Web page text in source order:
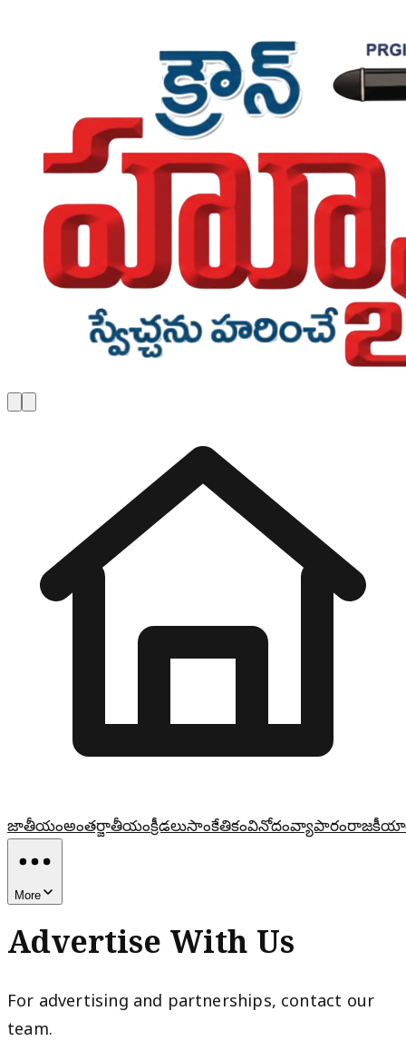
జాతీయంఅంతర్జాతీయంక్రీడలుసాంకేతికంవినోదంవ్యాపారం
More
Advertise With Us
For advertising and partnerships, contact our
team.